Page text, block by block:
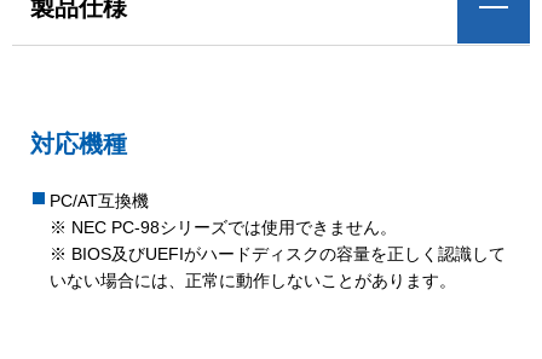
製品仕様
対応機種
PC/AT互換機
※ NEC PC-98シリーズでは使用できません。
※ BIOS及びUEFIがハードディスクの容量を正しく認識して
いない場合には、正常に動作しないことがあります。